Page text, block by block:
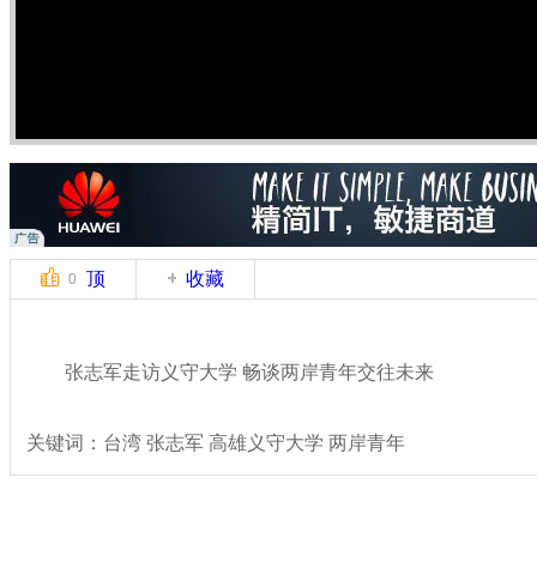
0 顶 收藏
张志军走访义守大学 畅谈两岸青年交往未来
关键词：台湾 张志军 高雄义守大学 两岸青年